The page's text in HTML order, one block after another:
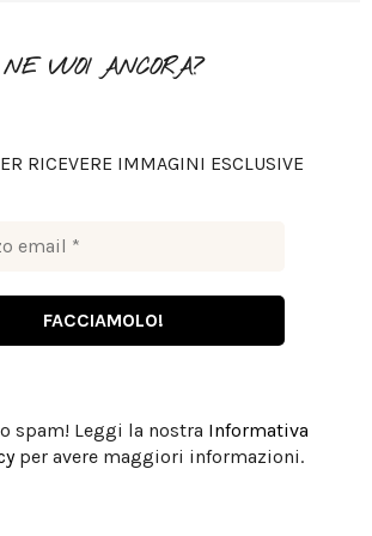
NE VUOI ANCORA?
RICEVERE IMMAGINI ESCLUSIVE
spam! Leggi la nostra Informativa
per avere maggiori informazioni.